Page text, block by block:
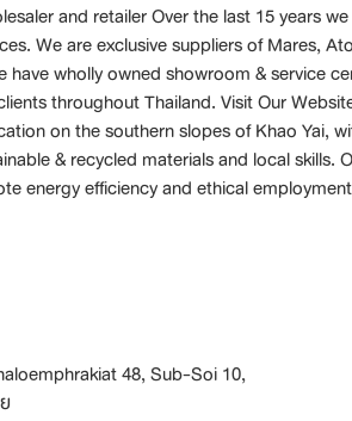
and retailer Over the last 15 years
We are exclusive suppliers of Mares,
wholly owned showroom & service
throughout Thailand. Visit Our
on the southern slopes of Khao Yai,
& recycled materials and local
energy efficiency and ethical
48, Sub-Soi 10,